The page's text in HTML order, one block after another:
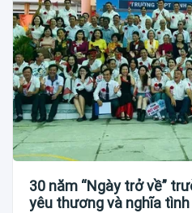
30 năm “Ngày trở về”
yêu thương và nghĩa tình